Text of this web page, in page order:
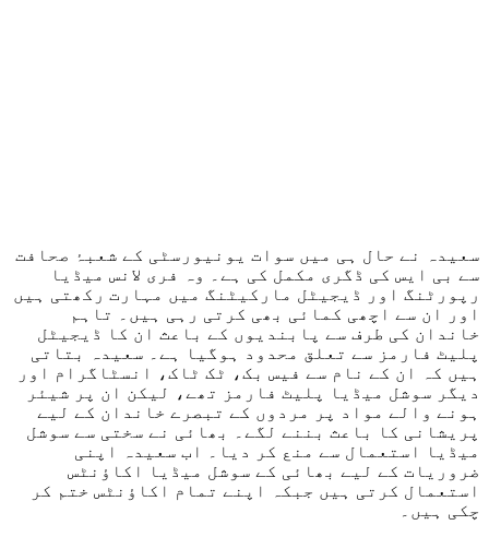
سعیدہ نے حال ہی میں سوات یونیورسٹی کے شعبۂ صحافت
سے بی ایس کی ڈگری مکمل کی ہے۔ وہ فری لانس میڈیا
رپورٹنگ اور ڈیجیٹل مارکیٹنگ میں مہارت رکھتی ہیں
اور ان سے اچھی کمائی بھی کرتی رہی ہیں۔ تاہم
خاندان کی طرف سے پابندیوں کے باعث ان کا ڈیجیٹل
پلیٹ فارمز سے تعلق محدود ہوگیا ہے۔ سعیدہ بتاتی
ہیں کہ ان کے نام سے فیس بک، ٹک ٹاک، انسٹاگرام اور
دیگر سوشل میڈیا پلیٹ فارمز تھے، لیکن ان پر شیئر
ہونے والے مواد پر مردوں کے تبصرے خاندان کے لیے
پریشانی کا باعث بننے لگے۔ بھائی نے سختی سے سوشل
میڈیا استعمال سے منع کر دیا۔ اب سعیدہ اپنی
ضروریات کے لیے بھائی کے سوشل میڈیا اکاؤنٹس
استعمال کرتی ہیں جبکہ اپنے تمام اکاؤنٹس ختم کر
چکی ہیں۔